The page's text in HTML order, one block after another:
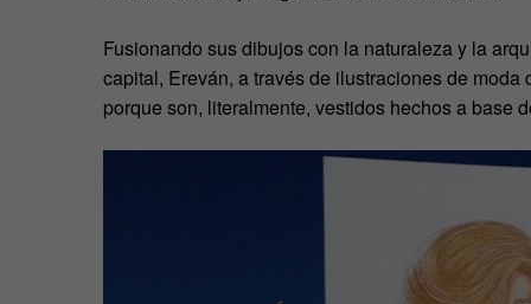
Fusionando sus dibujos con la naturaleza y la
capital, Ereván, a través de ilustraciones de
porque son, literalmente, vestidos hechos a base